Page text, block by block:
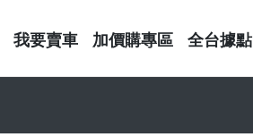
我要賣車 加價購專區 全台據點